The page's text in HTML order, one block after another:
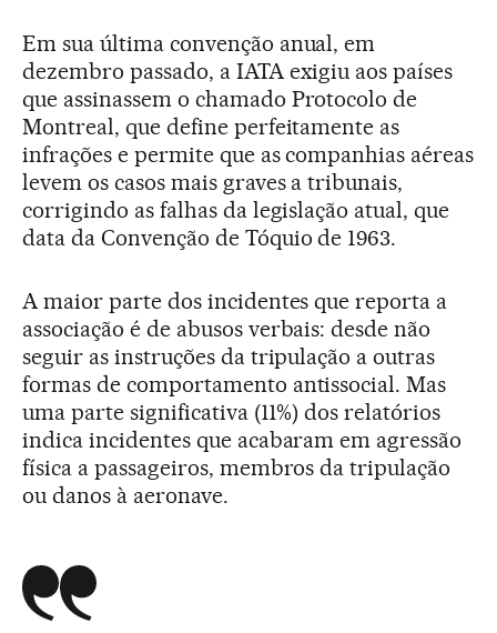
Em sua última convenção anual, em
dezembro passado, a IATA exigiu aos países
que assinassem o chamado Protocolo de
Montreal, que define perfeitamente as
infrações e permite que as companhias aéreas
levem os casos mais graves a tribunais,
corrigindo as falhas da legislação atual, que
data da Convenção de Tóquio de 1963.
A maior parte dos incidentes que reporta a
associação é de abusos verbais: desde não
seguir as instruções da tripulação a outras
formas de comportamento antissocial. Mas
uma parte significativa (11%) dos relatórios
indica incidentes que acabaram em agressão
física a passageiros, membros da tripulação
ou danos à aeronave.